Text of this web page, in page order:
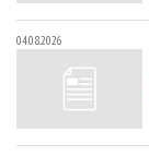
04.08.2026